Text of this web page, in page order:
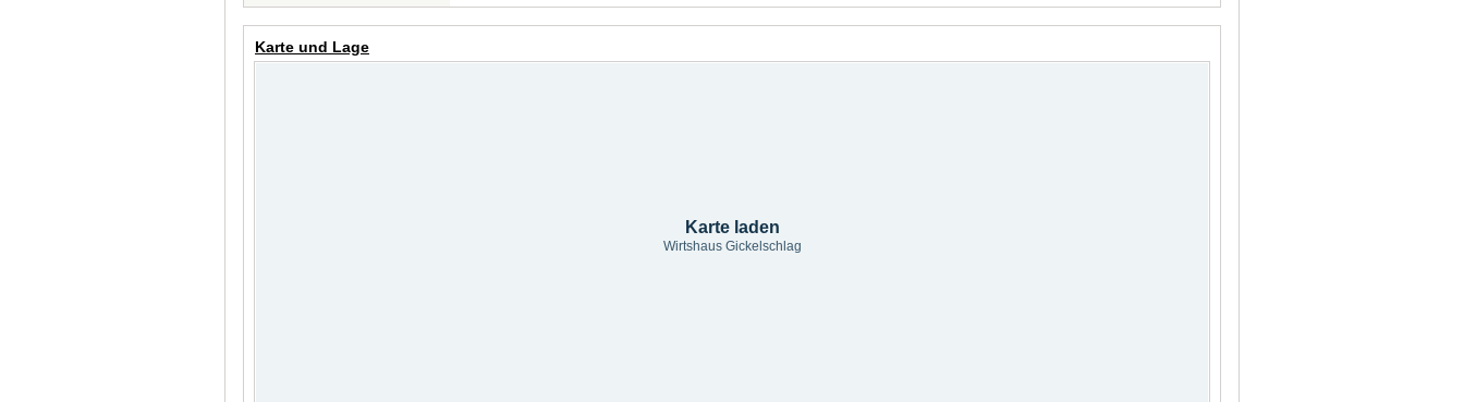
Karte und Lage
Karte laden
Wirtshaus Gickelschlag